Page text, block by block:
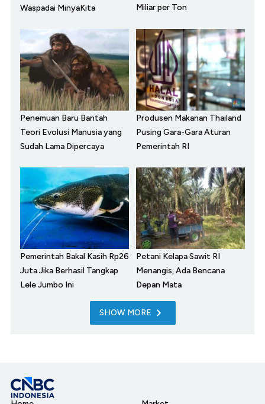
Waspadai MinyaKita
Miliar per Ton
Penemuan Baru Bantah
Teori Evolusi Manusia yang
Sudah Lama Dipercaya
Produsen Makanan Thailand
Pusing Gara-Gara Aturan
Pemerintah RI
Pemerintah Bakal Kasih Rp26
Juta Jika Berhasil Tangkap
Lele Jumbo Ini
Petani Kelapa Sawit RI
Menangis, Ada Bencana
Depan Mata
SHOW MORE